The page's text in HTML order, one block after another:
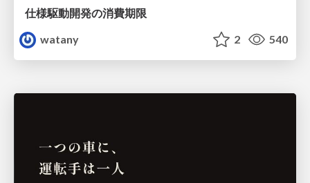
仕様駆動開発の消費期限
watany
2 540